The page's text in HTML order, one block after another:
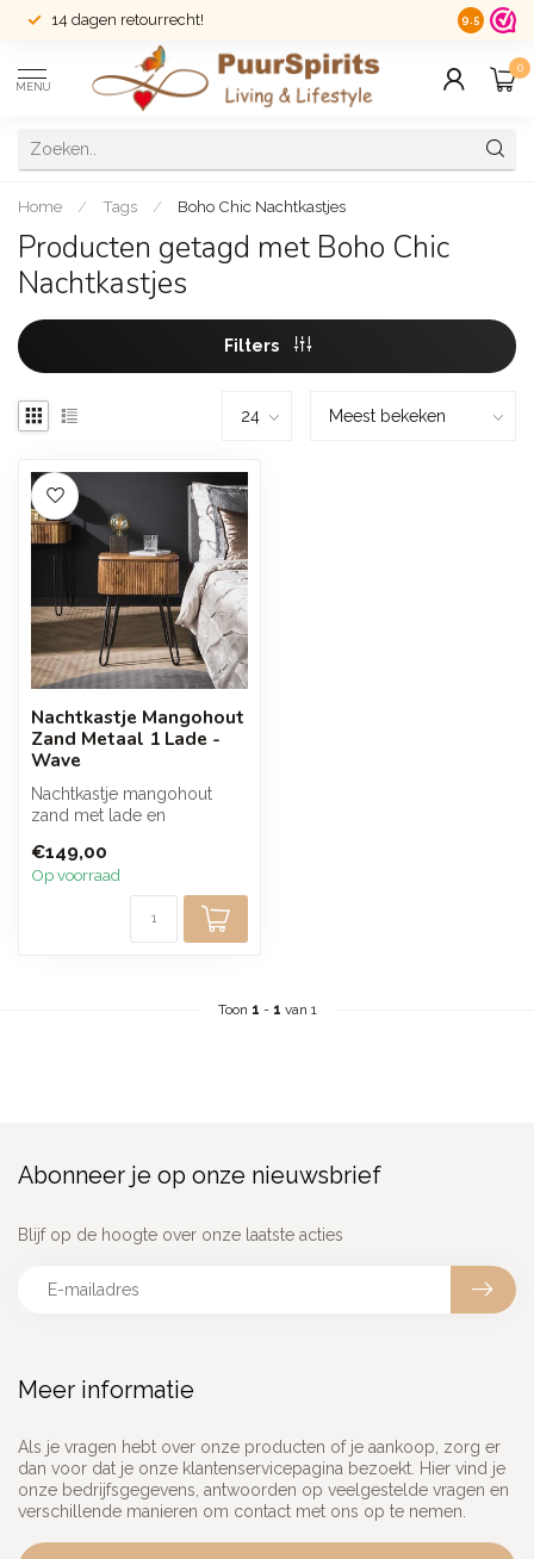
14 dagen retourrecht! Veilig
9.5
MENU
0
Home / Tags / Boho Chic Nachtkastjes
Producten getagd met Boho Chic
Nachtkastjes
Filters
Nachtkastje Mangohout
Zand Metaal 1 Lade -
Wave
Nachtkastje mangohout
zand met lade en
houttint en vertica...
€149,00
Op voorraad
Toon 1 - 1 van 1
Meer informatie
Als je vragen hebt over onze producten of je aankoop, zorg er
dan voor dat je onze klantenservicepagina bezoekt. Hier vind je
onze bedrijfsgegevens, antwoorden op veelgestelde vragen en
verschillende manieren om contact met ons op te nemen.
Abonneer je op onze nieuwsbrief
Blijf op de hoogte over onze laatste acties